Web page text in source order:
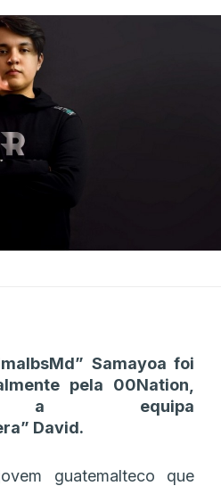
Samayoa foi
pela 00Nation,
a equipa
David.
guatemalteco que